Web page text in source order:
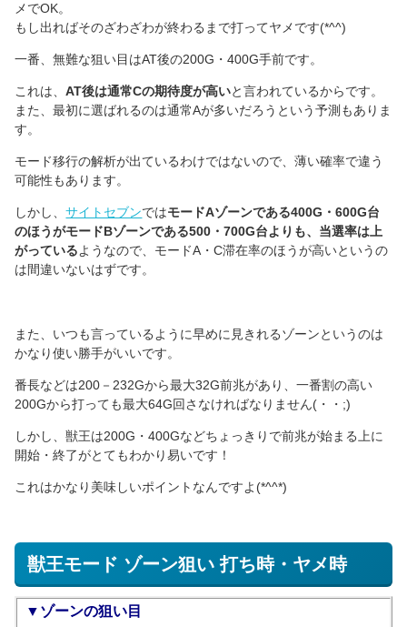
メでOK。
もし出ればそのざわざわが終わるまで打ってヤメです(*^^)
一番、無難な狙い目はAT後の200G・400G手前です。
これは、AT後は通常Cの期待度が高いと言われているからです。
また、最初に選ばれるのは通常Aが多いだろうという予測もありま
す。
モード移行の解析が出ているわけではないので、薄い確率で違う
可能性もあります。
しかし、サイトセブンではモードAゾーンである400G・600G台
のほうがモードBゾーンである500・700G台よりも、当選率は上
がっているようなので、モードA・C滞在率のほうが高いというの
は間違いないはずです。
また、いつも言っているように早めに見きれるゾーンというのは
かなり使い勝手がいいです。
番長などは200－232Gから最大32G前兆があり、一番割の高い
200Gから打っても最大64G回さなければなりません(・・;)
しかし、獣王は200G・400Gなどちょっきりで前兆が始まる上に
開始・終了がとてもわかり易いです！
これはかなり美味しいポイントなんですよ(*^^*)
獣王モード ゾーン狙い 打ち時・ヤメ時
▼ゾーンの狙い目